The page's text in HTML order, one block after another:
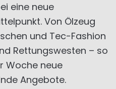
eine neue
Von Ölzeug
und Tec-Fashion
Rettungswesten – so
Woche neue
Angebote.